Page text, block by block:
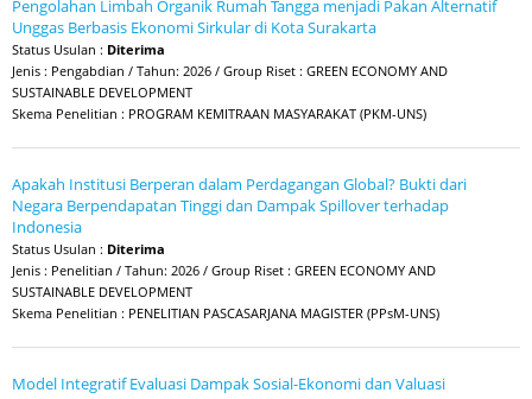
Pengolahan Limbah Organik Rumah Tangga menjadi Pakan Alternatif
Unggas Berbasis Ekonomi Sirkular di Kota Surakarta
Status Usulan : Diterima
Jenis : Pengabdian / Tahun: 2026 / Group Riset : GREEN ECONOMY AND
SUSTAINABLE DEVELOPMENT
Skema Penelitian : PROGRAM KEMITRAAN MASYARAKAT (PKM-UNS)
Apakah Institusi Berperan dalam Perdagangan Global? Bukti dari
Negara Berpendapatan Tinggi dan Dampak Spillover terhadap
Indonesia
Status Usulan : Diterima
Jenis : Penelitian / Tahun: 2026 / Group Riset : GREEN ECONOMY AND
SUSTAINABLE DEVELOPMENT
Skema Penelitian : PENELITIAN PASCASARJANA MAGISTER (PPsM-UNS)
Model Integratif Evaluasi Dampak Sosial-Ekonomi dan Valuasi